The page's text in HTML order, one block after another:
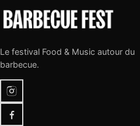
Le festival Food & Music autour du
barbecue.
Instagram
Facebook